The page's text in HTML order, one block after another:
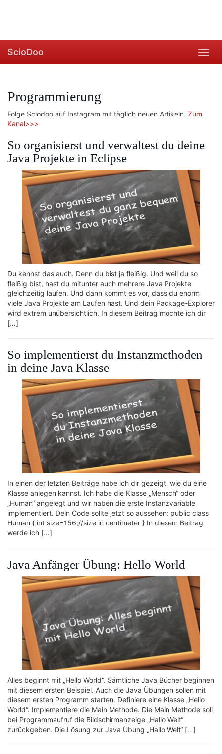
ScioDoo
Programmierung
Folge Sciodoo auf Instagram mit täglich neuen Artikeln. Zum
Kanal>>>
So organisierst und verwaltest du deine
Java Projekte in Eclipse
Du kennst das auch. Denn du bist ja fleißig. Und weil du so
fleißig bist, hast du mitunter auch mehrere Java Projekte
gleichzeitig laufen. Und dann kommt es vor, dass du enorm
viele Java Projekte am Laufen hast. Und dein Package-Explorer
wird extrem unübersichtlich. In diesem Beitrag möchte ich dir
[…]
So implementierst du Instanzmethoden
in deine Java Klasse
In einen der letzten Beiträge habe ich dir gezeigt, wie du eine
Klasse anlegen kannst. Ich habe die Klasse „Mensch“ oder
„Human“ angelegt und wir haben die erste Instanzvariable
implementiert. Dein Code sollte jetzt so aussehen: public class
Human { int size=156;//size in centimeter } In diesem Beitrag
werde ich […]
Java Anfänger Übung: Hello World
Alles beginnt mit „Hello World“. Sämtliche Java Bücher beginnen
mit diesem ersten Beispiel. Auch die Java Übungen sollen mit
diesem ersten Programm starten. Definiere eine Klasse „Hello
World“. Implementiere die Main Methode. Die Main Methode soll
bei Programmaufruf die Bildschirmanzeige „Hallo Welt“
zurückgeben. Die Lösung zur Java Übung „Hallo Welt“ […]